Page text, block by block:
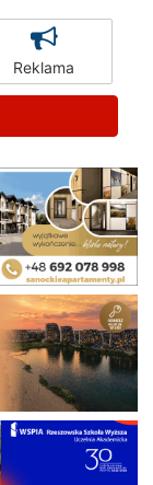
Reklama